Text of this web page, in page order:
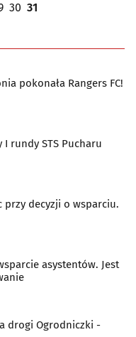
30 31
pokonała Rangers FC!
rundy STS Pucharu
przy decyzji o wsparciu.
asystentów. Jest
drogi Ogrodniczki -